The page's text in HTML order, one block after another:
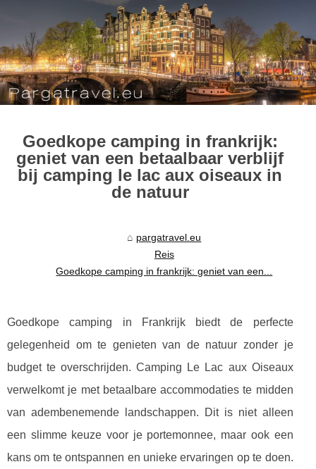
Goedkope camping in frankrijk:
geniet van een betaalbaar verblijf
bij camping le lac aux oiseaux in
de natuur
pargatravel.eu
Reis
Goedkope camping in frankrijk: geniet van een...
Goedkope camping in Frankrijk biedt de perfecte
gelegenheid om te genieten van de natuur zonder je
budget te overschrijden. Camping Le Lac aux Oiseaux
verwelkomt je met betaalbare accommodaties te midden
van adembenemende landschappen. Dit is niet alleen
een slimme keuze voor je portemonnee, maar ook een
kans om te ontspannen en unieke ervaringen op te doen.